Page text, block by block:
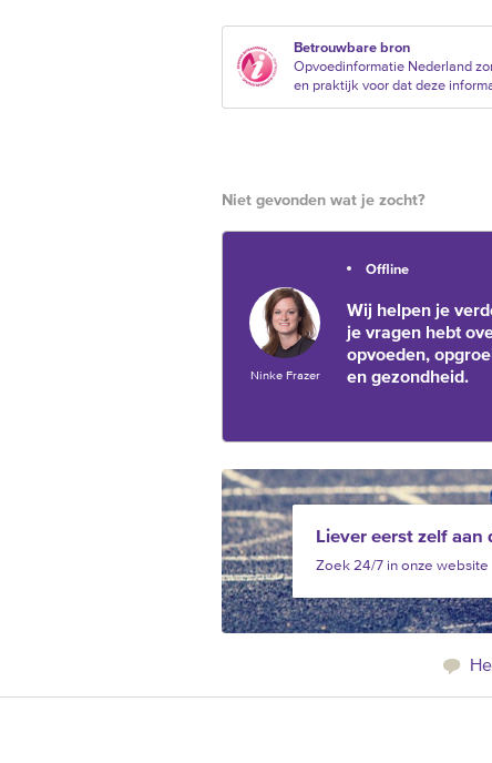
Betrouwbare bron
Opvoedinformatie Nederland
en praktijk voor dat deze
Niet gevonden wat je zocht?
Ninke Frazer
Offline
Wij helpen je
je vragen hebt
opvoeden,
en gezondheid.
Liever eerst zelf aan
Zoek 24/7 in onze website